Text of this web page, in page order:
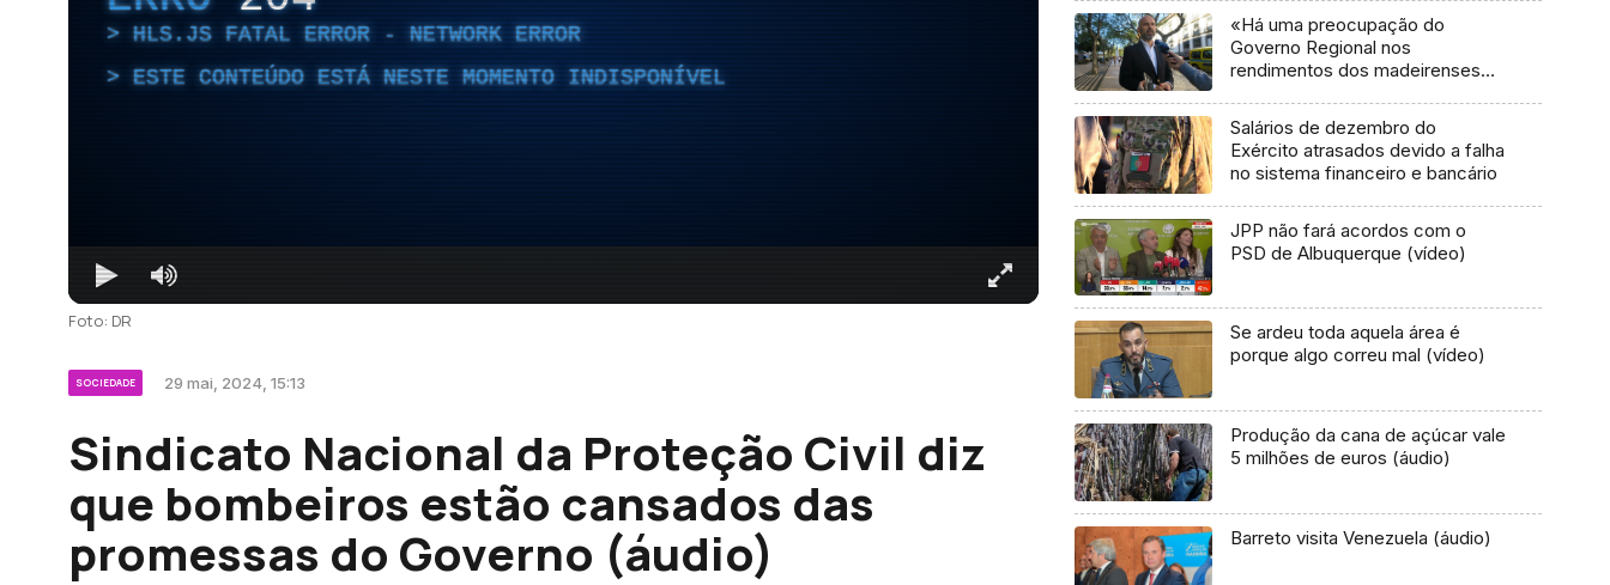
HLS.JS FATAL ERROR - NETWORK ERROR
ESTE CONTEÚDO ESTÁ NESTE MOMENTO INDISPONÍVEL
Foto: DR
SOCIEDADE 29 mai, 2024, 15:13
Sindicato Nacional da Proteção Civil diz
que bombeiros estão cansados das
promessas do Governo (áudio)
«Há uma preocupação do
Governo Regional nos
rendimentos dos madeirenses»
Salários de dezembro do
Exército atrasados devido a falha
no sistema financeiro e bancário
JPP não fará acordos com o
PSD de Albuquerque (vídeo)
Se ardeu toda aquela área é
porque algo correu mal (vídeo)
Produção da cana de açúcar vale
5 milhões de euros (áudio)
Barreto visita Venezuela (áudio)